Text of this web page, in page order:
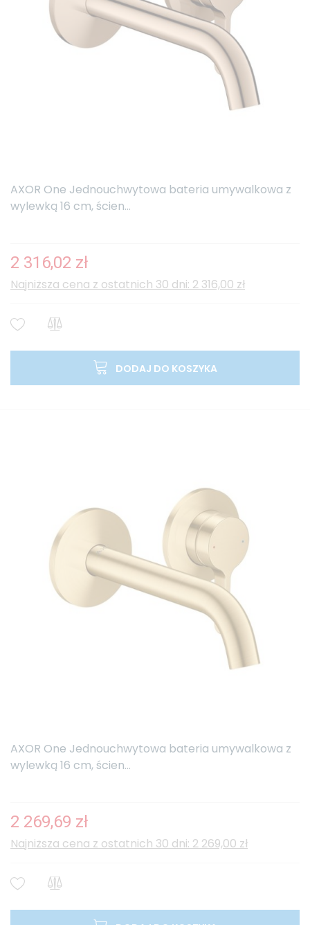
AXOR One Jednouchwytowa bateria umywalkowa z
wylewką 16 cm, ścien...
2 316,02 zł
Najniższa cena z ostatnich 30 dni: 2 316,00 zł
DODAJ DO KOSZYKA
AXOR One Jednouchwytowa bateria umywalkowa z
wylewką 16 cm, ścien...
2 269,69 zł
Najniższa cena z ostatnich 30 dni: 2 269,00 zł